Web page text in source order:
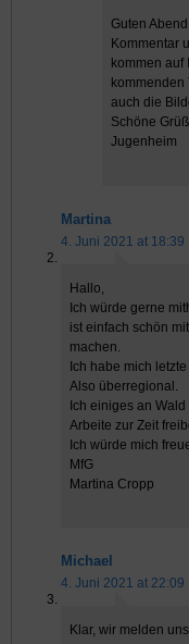
Guten
Kommentar
kommen auf
auch die
Schöne
Jugenheim
Martina
4. Juni 2021 at 18:39
Hallo,
Ich würde gerne
ist einfach schön
machen.
Ich habe mich
Also überregional.
Ich einiges an Wald
Arbeite zur Zeit
Ich würde mich
MfG
Martina Cropp
Michael
4. Juni 2021 at 22:09
Klar, wir melden